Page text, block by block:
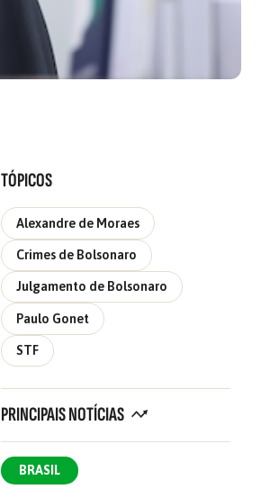
TÓPICOS
Alexandre de Moraes
Crimes de Bolsonaro
Julgamento de Bolsonaro
Paulo Gonet
STF
PRINCIPAIS NOTÍCIAS
BRASIL